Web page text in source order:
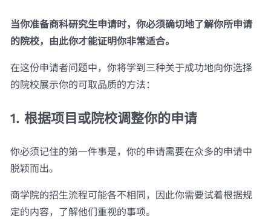
当你准备商科研究生申请时，你必须确切地了解你所申请
的院校，由此你才能证明你非常适合。
在这份申请者问题中，你将学到三种关于成功地向你选择
的院校展示你的可取品质的方法：
1. 根据项目或院校调整你的申请
你必须记住的第一件事是，你的申请需要在众多的申请中
脱颖而出。
商学院的招生流程可能各不相同，因此你需要试着根据规
定的内容，了解他们重视的事项。